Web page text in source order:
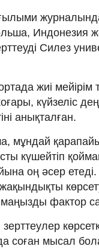
Индонезия
Силез
жиі
күйзеліс
анықталған.
мұндай
күшейтіп
оң әсер
маңызды фактор
зерттеулер
соған мысал